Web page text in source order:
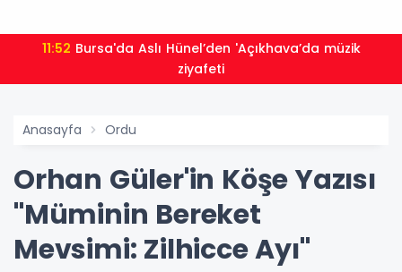
11:52
ziyafeti
Anasayfa Ordu
Orhan Güler'in Köşe Yazısı
"Müminin Bereket
Mevsimi: Zilhicce Ayı"